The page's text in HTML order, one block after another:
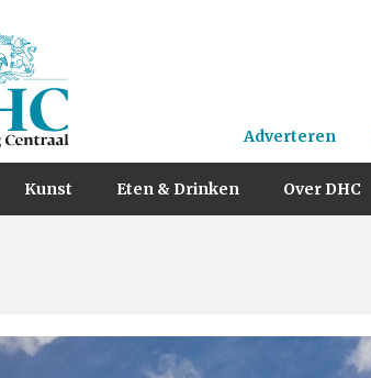
Adverteren
Kunst Eten & Drinken Over DHC